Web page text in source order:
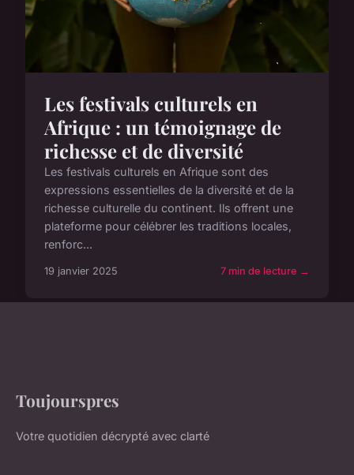
Les festivals culturels en
Afrique : un témoignage de
richesse et de diversité
Les festivals culturels en Afrique sont des
expressions essentielles de la diversité et de la
richesse culturelle du continent. Ils offrent une
plateforme pour célébrer les traditions locales,
renforc...
19 janvier 2025 7 min de lecture →
Toujourspres
Votre quotidien décrypté avec clarté